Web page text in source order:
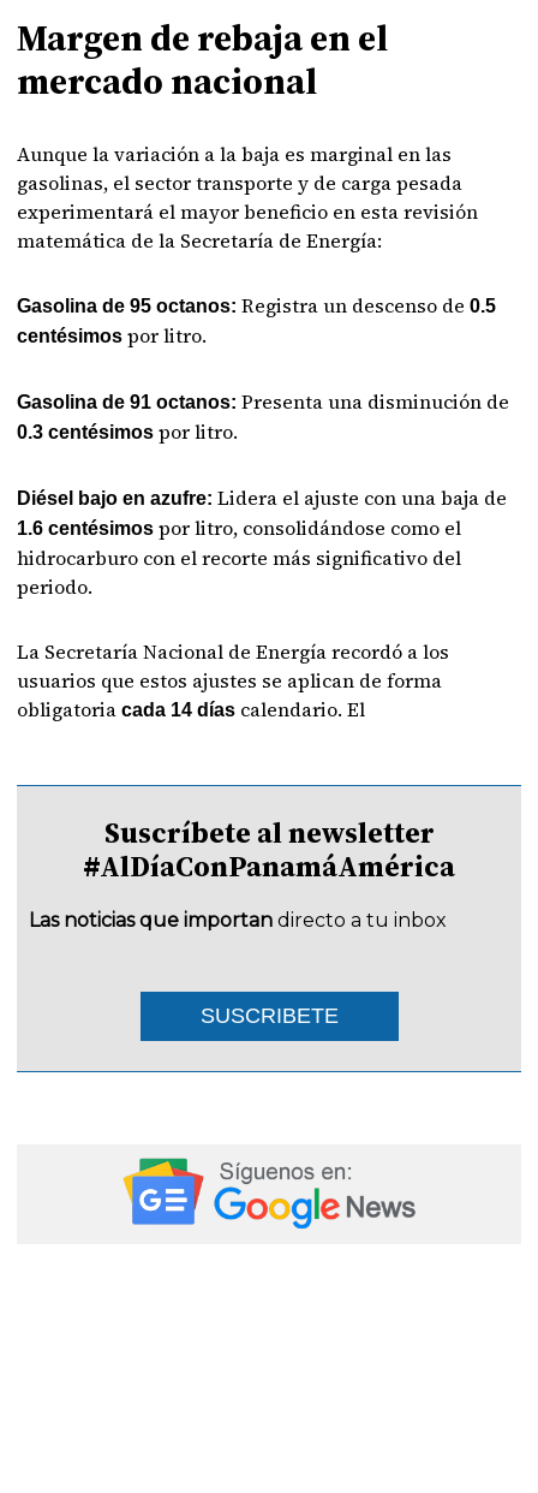
Margen de rebaja en el
mercado nacional
Aunque la variación a la baja es marginal en las
gasolinas, el sector transporte y de carga pesada
experimentará el mayor beneficio en esta revisión
matemática de la Secretaría de Energía:
Gasolina de 95 octanos: Registra un descenso de0.5
centésimos por litro.
Gasolina de 91 octanos: Presenta una disminución de
0.3 centésimos por litro.
Diésel bajo en azufre: Lidera el ajuste con una baja de
1.6 centésimos por litro, consolidándose como el
hidrocarburo con el recorte más significativo del
periodo.
La Secretaría Nacional de Energía recordó a los
usuarios que estos ajustes se aplican de forma
obligatoriacada 14 días calendario. El
Suscríbete al newsletter
#AlDíaConPanamáAmérica
Las noticias que importan directo a tu inbox
SUSCRIBETE